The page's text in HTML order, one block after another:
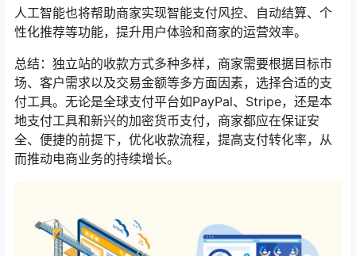
人工智能也将帮助商家实现智能支付风控、自动结算、个
性化推荐等功能，提升用户体验和商家的运营效率。
总结：独立站的收款方式多种多样，商家需要根据目标市
场、客户需求以及交易金额等多方面因素，选择合适的支
付工具。无论是全球支付平台如PayPal、Stripe，还是本
地支付工具和新兴的加密货币支付，商家都应在保证安
全、便捷的前提下，优化收款流程，提高支付转化率，从
而推动电商业务的持续增长。